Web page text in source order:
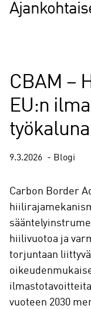
CBAM –
EU:n
työkaluna
Carbon Border
hiilivuotoa ja
torjuntaan
vuoteen 2030
9.3.2026 Blogi